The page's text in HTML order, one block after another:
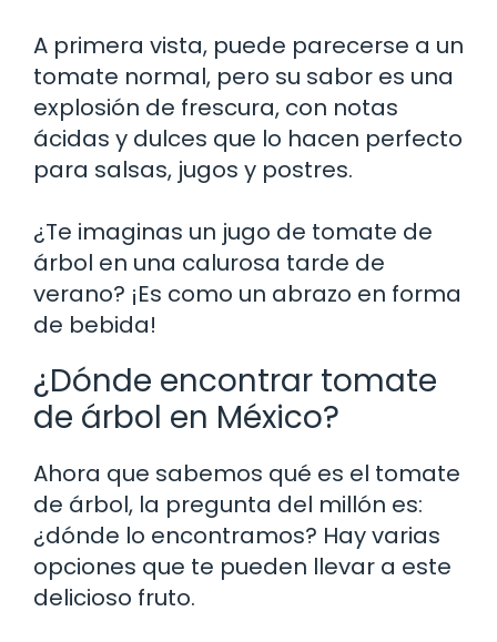
A primera vista, puede parecerse a un
tomate normal, pero su sabor es una
explosión de frescura, con notas
ácidas y dulces que lo hacen perfecto
para salsas, jugos y postres.
¿Te imaginas un jugo de tomate de
árbol en una calurosa tarde de
verano? ¡Es como un abrazo en forma
de bebida!
¿Dónde encontrar tomate
de árbol en México?
Ahora que sabemos qué es el tomate
de árbol, la pregunta del millón es:
¿dónde lo encontramos? Hay varias
opciones que te pueden llevar a este
delicioso fruto.